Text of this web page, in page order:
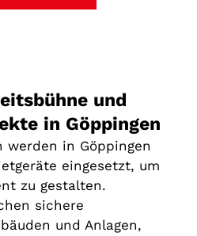
und
in Göppingen
werden in Göppingen
eingesetzt, um
zu gestalten.
sichere
und Anlagen,